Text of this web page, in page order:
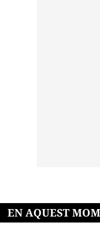
EN AQUEST